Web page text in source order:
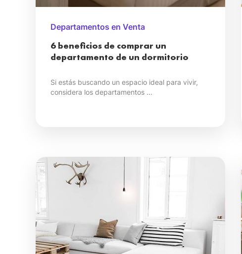
Departamentos en Venta
6 beneficios de comprar un
departamento de un dormitorio
Si estás buscando un espacio ideal para vivir,
considera los departamentos ...